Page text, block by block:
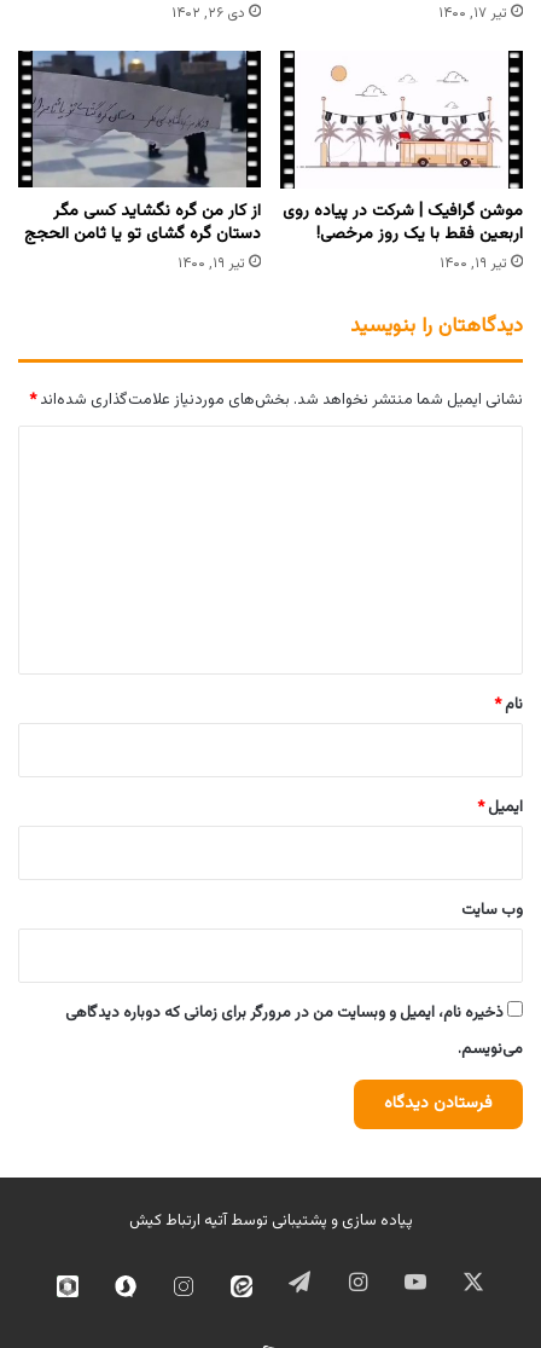
تیر ۱۷, ۱۴۰۰ دی ۲۶, ۱۴۰۲
موشن گرافیک | شرکت در پیاده روی
اربعین فقط با یک روز مرخصی!
تیر ۱۹, ۱۴۰۰
از کار من گره نگشاید کسی مگر
دستان گره گشای تو یا ثامن الحجج
تیر ۱۹, ۱۴۰۰
دیدگاهتان را بنویسید
نشانی ایمیل شما منتشر نخواهد شد. بخش‌های موردنیاز علامت‌گذاری شده‌اند*
نام*
ایمیل*
وب‌ سایت
ذخیره نام، ایمیل و وبسایت من در مرورگر برای زمانی که دوباره دیدگاهی
می‌نویسم.
پیاده سازی و پشتیبانی توسطآتیه ارتباط کیش
ایکس یوتیوب اینستاگرامتلگرام ایتا
اینستاگرامسروش